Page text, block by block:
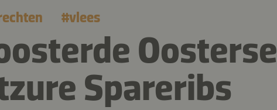
#vlees
Oosterse
Spareribs